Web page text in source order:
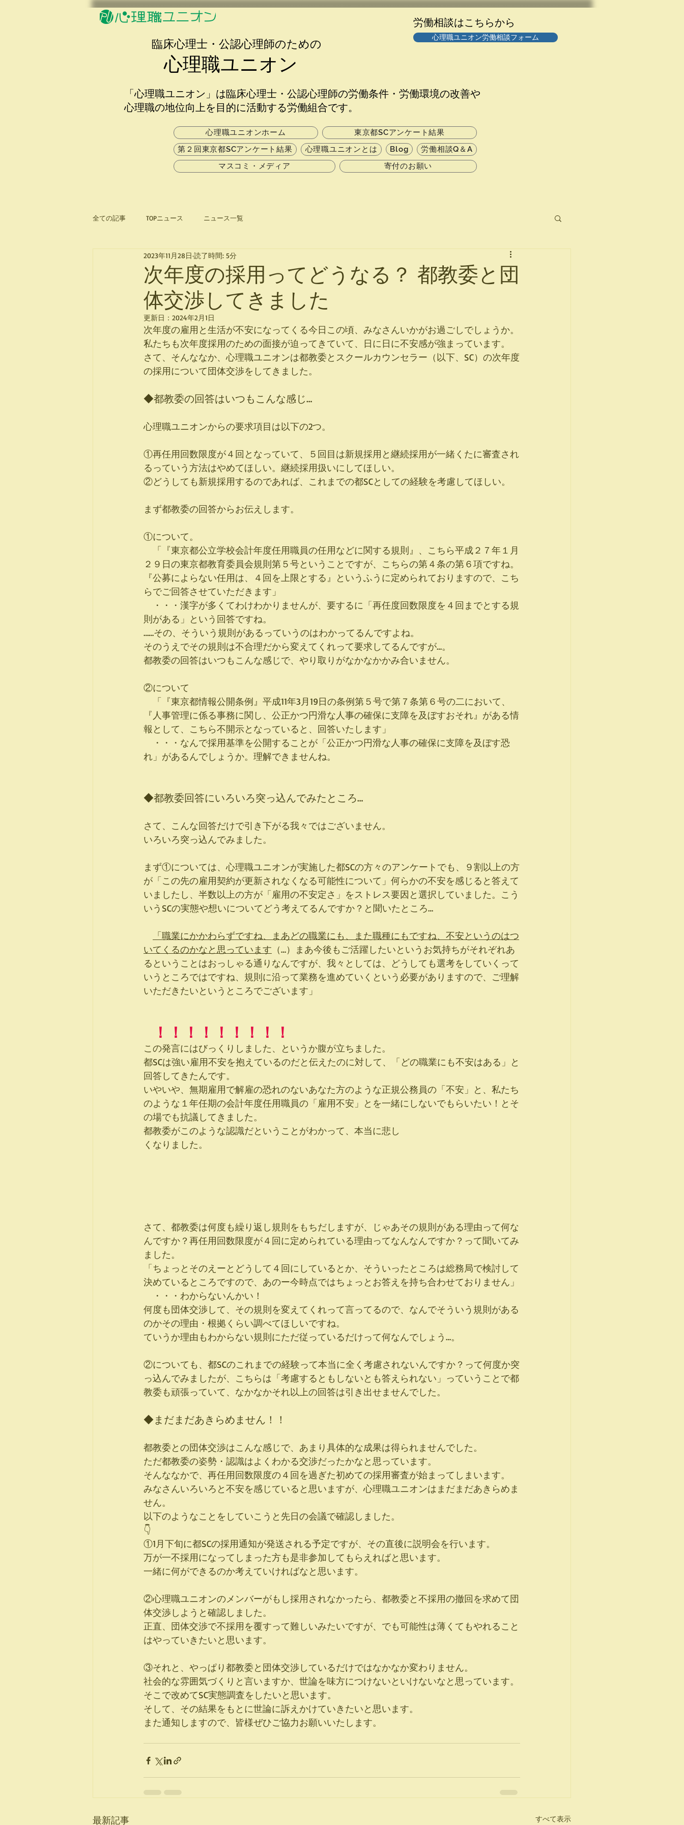
​臨床心理士・公認心理師のための
心理職ユニオン
​労働相談はこちらから
心理職ユニオン労働相談フォーム
「心理職ユニオン」は臨床心理士・公認心理師の労働条件・労働環境の改善や
心理職の地位向上を目的に活動する労働組合です。
心理職ユニオンホーム
東京都SCアンケート結果
第２回東京都SCアンケート結果
心理職ユニオンとは Blog
労働相談Q＆A
マスコミ・メディア
寄付のお願い
全ての記事 TOPニュース ニュース一覧
次年度の採用ってどうなる？ 都教委と団
体交渉してきました
2023年11月28日 読了時間: 5分
更新日： 2024年2月1日
次年度の雇用と生活が不安になってくる今日この頃、みなさんいかがお過ごしでしょうか。
私たちも次年度採用のための面接が迫ってきていて、日に日に不安感が強まっています。
さて、そんななか、心理職ユニオンは都教委とスクールカウンセラー（以下、SC）の次年度
の採用について団体交渉をしてきました。
◆都教委の回答はいつもこんな感じ…
心理職ユニオンからの要求項目は以下の2つ。
①再任用回数限度が４回となっていて、５回目は新規採用と継続採用が一緒くたに審査され
るっていう方法はやめてほしい。継続採用扱いにしてほしい。
②どうしても新規採用するのであれば、これまでの都SCとしての経験を考慮してほしい。
まず都教委の回答からお伝えします。
①について。
「『東京都公立学校会計年度任用職員の任用などに関する規則』、こちら平成２７年１月
２９日の東京都教育委員会規則第５号ということですが、こちらの第４条の第６項ですね。
『公募によらない任用は、４回を上限とする』というふうに定められておりますので、こち
らでご回答させていただきます」
・・・漢字が多くてわけわかりませんが、要するに「再任度回数限度を４回までとする規
則がある」という回答ですね。
……その、そういう規則があるっていうのはわかってるんですよね。
そのうえでその規則は不合理だから変えてくれって要求してるんですが…。
都教委の回答はいつもこんな感じで、やり取りがなかなかかみ合いません。
②について
「『東京都情報公開条例』平成11年3月19日の条例第５号で第７条第６号の二において、
『人事管理に係る事務に関し、公正かつ円滑な人事の確保に支障を及ぼすおそれ』がある情
報として、こちら不開示となっていると、回答いたします」
・・・なんで採用基準を公開することが「公正かつ円滑な人事の確保に支障を及ぼす恐
れ」があるんでしょうか。理解できませんね。
◆都教委回答にいろいろ突っ込んでみたところ…
さて、こんな回答だけで引き下がる我々ではございません。
いろいろ突っ込んでみました。
まず①については、心理職ユニオンが実施した都SCの方々のアンケートでも、９割以上の方
が「この先の雇用契約が更新されなくなる可能性について」何らかの不安を感じると答えて
いましたし、半数以上の方が「雇用の不安定さ」をストレス要因と選択していました。こう
いうSCの実態や想いについてどう考えてるんですか？と聞いたところ…
「職業にかかわらずですね、まあどの職業にも、また職種にもですね、不安というのはつ
いてくるのかなと思っています （…）まあ今後もご活躍したいというお気持ちがそれぞれあ
るということはおっしゃる通りなんですが、我々としては、どうしても選考をしていくって
いうところではですね、規則に沿って業務を進めていくという必要がありますので、ご理解
いただきたいというところでございます」
！！！！！！！！！
この発言にはびっくりしました、というか腹が立ちました。
都SCは強い雇用不安を抱えているのだと伝えたのに対して、「どの職業にも不安はある」と
回答してきたんです。
いやいや、無期雇用で解雇の恐れのないあなた方のような正規公務員の「不安」と、私たち
のような１年任期の会計年度任用職員の「雇用不安」とを一緒にしないでもらいたい！とそ
の場でも抗議してきました。
都教委がこのような認識だということがわかって、本当に悲し
くなりました。
さて、都教委は何度も繰り返し規則をもちだしますが、じゃあその規則がある理由って何な
んですか？再任用回数限度が４回に定められている理由ってなんなんですか？って聞いてみ
ました。
「ちょっとそのえーとどうして４回にしているとか、そういったところは総務局で検討して
決めているところですので、あのー今時点ではちょっとお答えを持ち合わせておりません」
・・・わからないんかい！
何度も団体交渉して、その規則を変えてくれって言ってるので、なんでそういう規則がある
のかその理由・根拠くらい調べてほしいですね。
ていうか理由もわからない規則にただ従っているだけって何なんでしょう…。
②についても、都SCのこれまでの経験って本当に全く考慮されないんですか？って何度か突
っ込んでみましたが、こちらは「考慮するともしないとも答えられない」っていうことで都
教委も頑張っていて、なかなかそれ以上の回答は引き出せませんでした。
◆まだまだあきらめません！！
都教委との団体交渉はこんな感じで、あまり具体的な成果は得られませんでした。
ただ都教委の姿勢・認識はよくわかる交渉だったかなと思っています。
そんななかで、再任用回数限度の４回を過ぎた初めての採用審査が始まってしまいます。
みなさんいろいろと不安を感じていると思いますが、心理職ユニオンはまだまだあきらめま
せん。
以下のようなことをしていこうと先日の会議で確認しました。
👇
①1月下旬に都SCの採用通知が発送される予定ですが、その直後に説明会を行います。
万が一不採用になってしまった方も是非参加してもらえればと思います。
一緒に何ができるのか考えていければなと思います。
②心理職ユニオンのメンバーがもし採用されなかったら、都教委と不採用の撤回を求めて団
体交渉しようと確認しました。
正直、団体交渉で不採用を覆すって難しいみたいですが、でも可能性は薄くてもやれること
はやっていきたいと思います。
③それと、やっぱり都教委と団体交渉しているだけではなかなか変わりません。
社会的な雰囲気づくりと言いますか、世論を味方につけないといけないなと思っています。
そこで改めてSC実態調査をしたいと思います。
そして、その結果をもとに世論に訴えかけていきたいと思います。
また通知しますので、皆様ぜひご協力お願いいたします。
最新記事 すべて表示